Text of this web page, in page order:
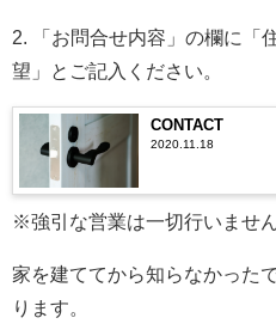
2. 「お問合せ内容」の欄に「
望」とご記入ください。
CONTACT
2020.11.18
※強引な営業は一切行いませ
家を建ててから知らなかった
ります。